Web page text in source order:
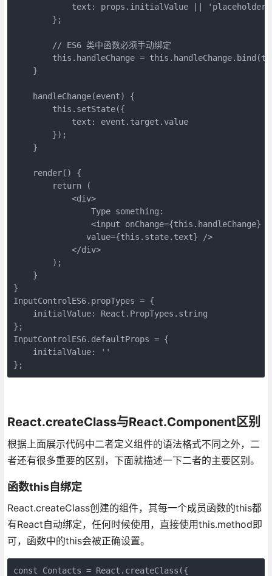
            text: props.initialValue || 'placeholder'
        };
        // ES6 类中函数必须手动绑定
this.handleChange =
    }
    handleChange(event) {
        this.setState({
            text: event.target.value
        });
    }
    render() {
        return (
            <div>
                Type something:
                <input onChange={this.handleChange}
               value={this.state.text} />
            </div>
        );
    }
}
InputControlES6.propTypes = {
    initialValue: React.PropTypes.string
};
InputControlES6.defaultProps = {
    initialValue: ''
};
React.createClass与React.Component区别
根据上面展示代码中二者定义组件的语法格式不同之外，二
者还有很多重要的区别，下面就描述一下二者的主要区别。
函数this自绑定
React.createClass创建的组件，其每一个成员函数的this都
有React自动绑定，任何时候使用，直接使用this.method即
可，函数中的this会被正确设置。
const Contacts = React.createClass({